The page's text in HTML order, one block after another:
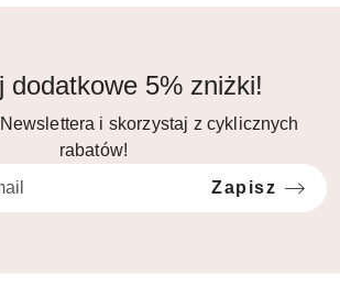
dodatkowe 5% zniżki!
i skorzystaj z cyklicznych
rabatów!
Zapisz